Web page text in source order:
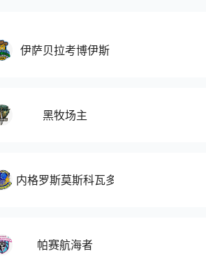
伊萨贝拉考博伊斯
黑牧场主
内格罗斯莫斯科瓦多斯
帕赛航海者